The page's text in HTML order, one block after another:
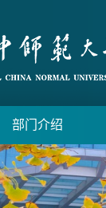
部门介绍